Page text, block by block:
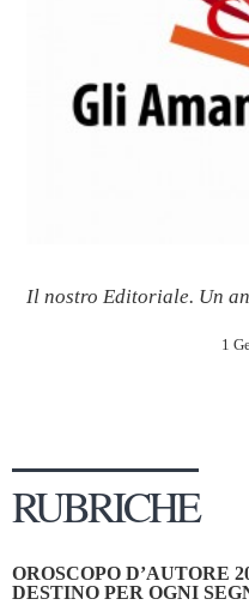
Il nostro Editoriale. Un
1
RUBRICHE
OROSCOPO D’AUTORE
DESTINO PER OGNI